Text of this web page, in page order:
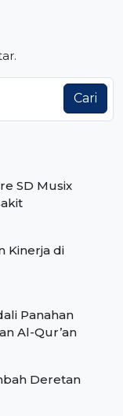
Cari
SD Musix
Kinerja di
Panahan
Al-Qur’an
Deretan